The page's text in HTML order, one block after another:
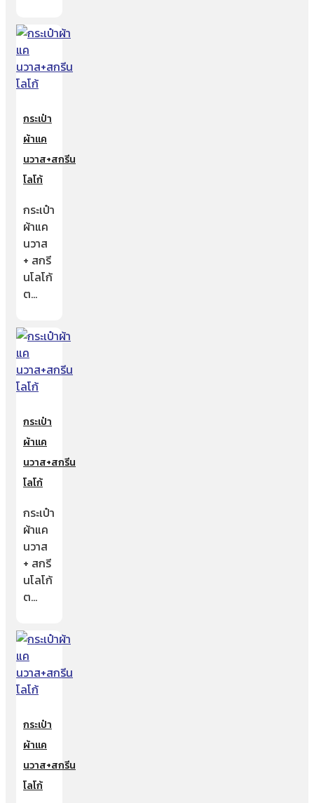
กระเป๋า
ผ้าแค
นวาส+สกรีน
โลโก้
กระเป๋า
ผ้าแค
นวาส
+ สกรี
นโลโก้
ต…
กระเป๋า
ผ้าแค
นวาส+สกรีน
โลโก้
กระเป๋า
ผ้าแค
นวาส
+ สกรี
นโลโก้
ต…
กระเป๋า
ผ้าแค
นวาส+สกรีน
โลโก้